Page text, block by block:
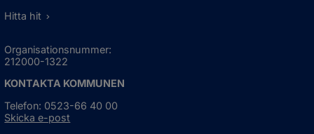
Hitta hit
Organisationsnummer:
212000-1322
KONTAKTA KOMMUNEN
Telefon: 0523-66 40 00
Skicka e-post